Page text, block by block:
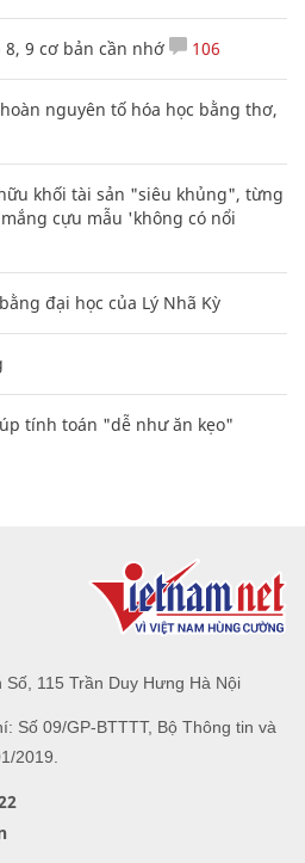
9 cơ bản cần nhớ 106
nguyên tố hóa học bằng thơ,
khối tài sản "siêu khủng", từng
cựu mẫu 'không có nổi
đại học của Lý Nhã Kỳ
tính toán "dễ như ăn kẹo"
115 Trần Duy Hưng Hà Nội
Số 09/GP-BTTTT, Bộ Thông tin và
2019.